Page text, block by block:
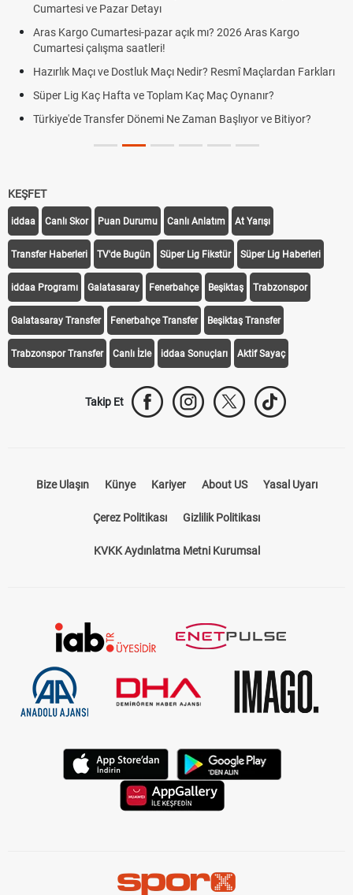
Cumartesi ve Pazar Detayı
Aras Kargo Cumartesi-pazar açık mı? 2026 Aras Kargo
Cumartesi çalışma saatleri!
Hazırlık Maçı ve Dostluk Maçı Nedir? Resmî Maçlardan Farkları
Süper Lig Kaç Hafta ve Toplam Kaç Maç Oynanır?
Türkiye'de Transfer Dönemi Ne Zaman Başlıyor ve Bitiyor?
KEŞFET
iddaa Canlı Skor Puan Durumu Canlı Anlatım At Yarışı
Transfer Haberleri TV'de Bugün Süper Lig Fikstür Süper Lig Haberleri
iddaa Programı Galatasaray Fenerbahçe Beşiktaş Trabzonspor
Galatasaray Transfer Fenerbahçe Transfer Beşiktaş Transfer
Trabzonspor Transfer Canlı İzle iddaa Sonuçları Aktif Sayaç
Takip Et
Bize Ulaşın Künye Kariyer About US Yasal Uyarı
Çerez Politikası Gizlilik Politikası
KVKK Aydınlatma Metni Kurumsal